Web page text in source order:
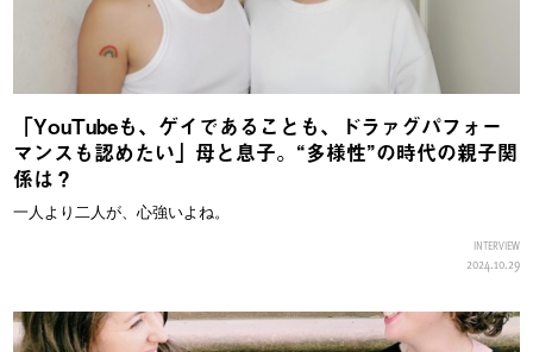
「YouTubeも、ゲイであることも、ドラァグパフォー
マンスも認めたい」母と息子。“多様性”の時代の親子関
係は？
一人より二人が、心強いよね。
INTERVIEW
2024.10.29